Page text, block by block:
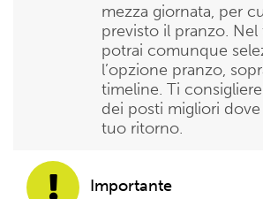
mezza giornata, per
previsto il pranzo.
potrai comunque
l’opzione pranzo,
timeline. Ti
dei posti migliori
tuo ritorno.
Importante